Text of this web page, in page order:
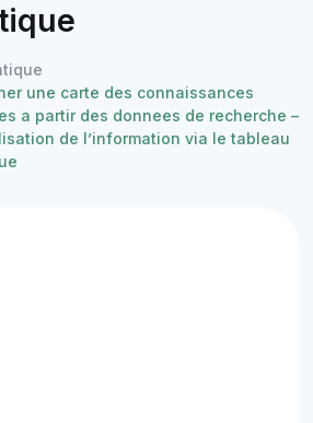
une carte des connaissances
a partir des donnees de recherche –
de l’information via le tableau